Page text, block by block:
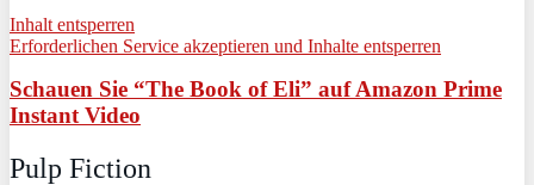
Inhalt entsperren
Erforderlichen Service akzeptieren und Inhalte entsperren
Schauen Sie “The Book of Eli” auf Amazon Prime
Instant Video
Pulp Fiction